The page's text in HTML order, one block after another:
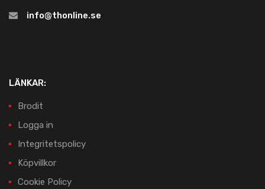
info@thonline.se
LÄNKAR:
Brodit
Logga in
Integritetspolicy
Köpvillkor
Cookie Policy